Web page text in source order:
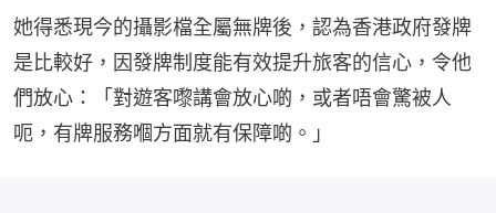
她得悉現今的攝影檔全屬無牌後，認為香港政府發牌
是比較好，因發牌制度能有效提升旅客的信心，令他
們放心：「對遊客嚟講會放心啲，或者唔會驚被人
呃，有牌服務嗰方面就有保障啲。」